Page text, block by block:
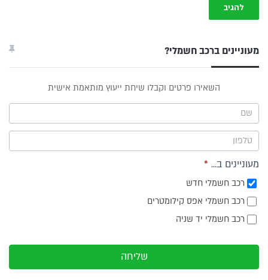
מעוניינים ברכב חשמלי?
תפריט
צד
השאירו פרטים וקבלו שיחת ייעוץ מותאמת אישית
מעוניינים ב... *
רכב חשמלי חדש
רכב חשמלי אפס קילומטרים
רכב חשמלי יד שניה
שליחה